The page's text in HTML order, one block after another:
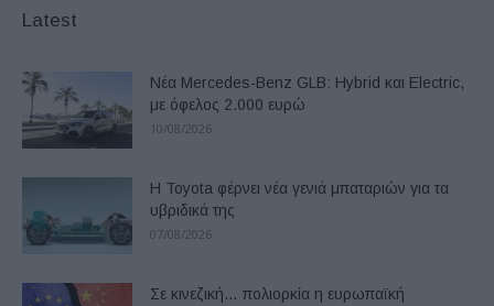
Latest
Νέα Mercedes-Benz GLB: Hybrid και Electric,
με όφελος 2.000 ευρώ
10/08/2026
Η Toyota φέρνει νέα γενιά μπαταριών για τα
υβριδικά της
07/08/2026
Σε κινεζική… πολιορκία η ευρωπαϊκή